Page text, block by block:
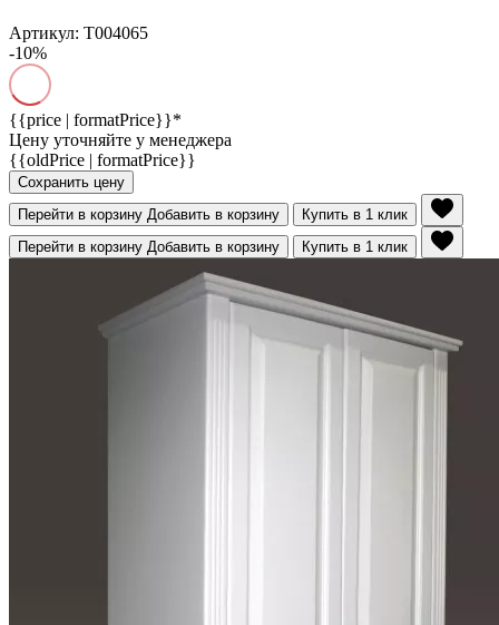
Артикул: Т004065
-10%
{{price | formatPrice}}*
Цену уточняйте у менеджера
{{oldPrice | formatPrice}}
Сохранить цену
Перейти в корзину Добавить в корзину
Купить в 1 клик
Перейти в корзину Добавить в корзину Купить в 1 клик